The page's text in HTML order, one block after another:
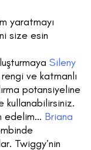
yaratmayı
size esin
Sileny
ve katmanlı
potansiyeline
kullanabilirsiniz.
edelim… Briana
Twiggy’nin